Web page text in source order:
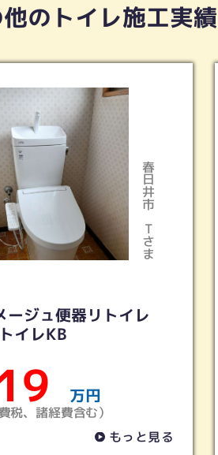
のトイレ施工実績
リフォーム 2ヵ所 ピュア
QR ホワイトグレー
約 70
（消費税、諸経費含む）
もっと見